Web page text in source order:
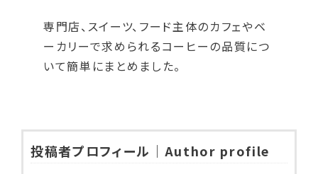
専門店、スイーツ、フード主体のカフェやベ
ーカリーで求められるコーヒーの品質につ
いて簡単にまとめました。
投稿者プロフィール｜Author profile